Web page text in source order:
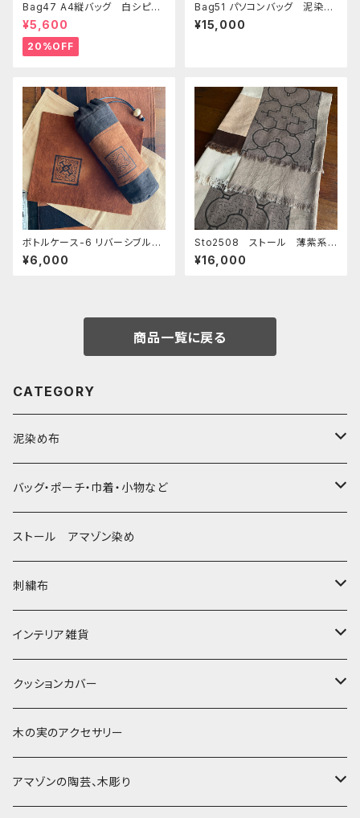
Bag47 A4縦バッグ 白シピボ
模様 シピボ族の泥染め
¥5,600
20%OFF
Bag51 パソコンバッグ 泥染め
茶地白刺繍本革持ち手 全面
草木染め 28x36cm シピボ族
¥15,000
ボトルケース-6 リバーシブル
ワンポ染とシピボ模様 アマゾ
ンの泥染め 水筒入れ シピボ
¥6,000
Sto2508 ストール 薄紫系シ
ピボ模様と4色 １５０x２７cm
シピボ族の泥染め アマゾン染
¥16,000
商品一覧に戻る
CATEGORY
泥染め布
大判布150-特大250cm ベッドカバー
〜155cm
〜180cm
中型布 30-90cm
80-90-
-70-
小型布 コースター・カフェマット・ポットマット
小型マット（正方形）
小型マット（長方形）
細長布 ロング テーブルランナー
バッグ・ポーチ・巾着・小物など
バッグ
草木染めと泥染め
帆布の泥染め
ポシェット・ポーチ・巾着
ポシェット・ショルダー
ポーチ・丸ポーチ・クラッチバッグ
パッチワーク
その他
ブックカバー
ストール アマゾン染め
刺繍布
大判刺繍腰巻
大判泥染め刺繍
小型・中型刺繍雑貨
インテリア雑貨
額装・木枠・パネル
テーブルコーディネート
コースター
クッションカバー
小さめ 35cmより
40〜43cm
木の実のアクセサリー
アマゾンの陶芸、木彫り